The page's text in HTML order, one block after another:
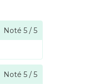
Noté 5 / 5
Noté 5 / 5